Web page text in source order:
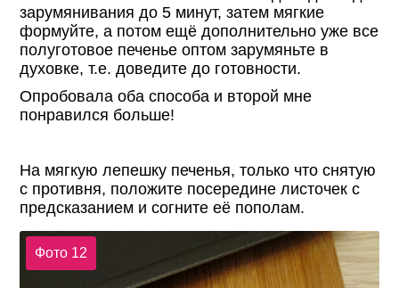
зарумянивания до 5 минут, затем мягкие
формуйте, а потом ещё дополнительно уже все
полуготовое печенье оптом зарумяньте в
духовке, т.е. доведите до готовности.
Опробовала оба способа и второй мне
понравился больше!
На мягкую лепешку печенья, только что снятую
с противня, положите посередине листочек с
предсказанием и согните её пополам.
Фото 12